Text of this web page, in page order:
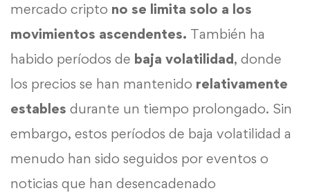
mercado cripto no se limita solo a los
movimientos ascendentes. También ha
habido períodos de baja volatilidad, donde
los precios se han mantenido relativamente
estables durante un tiempo prolongado. Sin
embargo, estos períodos de baja volatilidad a
menudo han sido seguidos por eventos o
noticias que han desencadenado